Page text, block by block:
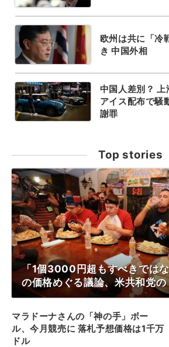
欧州は共に「冷
き 中国外相
中国人差別？
アイス配布で騒
謝罪
Top stories
「1個3000円超もすべきでは
の価格めぐる議論、米共和党
マラドーナさんの「神の手」ボー
ル、今月競売に 落札予想価格は1千万
ドル